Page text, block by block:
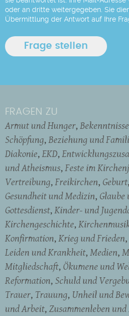
oder an dritte weitergegeben. Sie
Übermittlung der Antwort auf Ihre
FRAGEN ZU
Armut und Hunger Bekenntnisse
Schöpfung Beziehung und
Diakonie EKD
und Atheismus Feste im
Vertreibung Freikirchen Geburt
Gesundheit und Medizin Glaube
Gottesdienst Kinder- und
Kirchengeschichte
Konfirmation Krieg und Frieden
Leiden und Krankheit Medien
Mitgliedschaft Ökumene und
Reformation Schuld und
Trauer Trauung Unheil und
und Arbeit Zusammenleben